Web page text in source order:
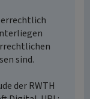
sind.
der RWTH